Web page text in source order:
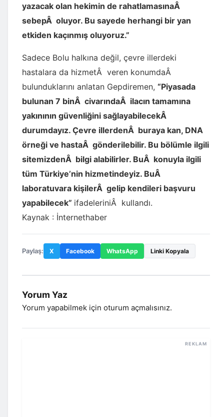
yazacak olan hekimin de rahatlamasınaÂ
sebepÂ oluyor. Bu sayede herhangi bir yan
etkiden kaçınmış oluyoruz.”
Sadece Bolu halkına değil, çevre illerdeki
hastalara da hizmetÂ veren konumdaÂ
bulunduklarını anlatan Gepdiremen, “Piyasada
bulunan 7 binÂ civarındaÂ ilacın tamamına
yakınının güvenliğini sağlayabilecekÂ
durumdayız. Çevre illerdenÂ buraya kan, DNA
örneği ve hastaÂ gönderilebilir. Bu bölümle ilgili
sitemizdenÂ bilgi alabilirler. BuÂ konuyla ilgili
tüm Türkiye’nin hizmetindeyiz. BuÂ
laboratuvara kişilerÂ gelip kendileri başvuru
yapabilecek” ifadeleriniÂ kullandı.
Kaynak : İnternethaber
Paylaş: X Facebook WhatsApp Linki Kopyala
Yorum Yaz
Yorum yapabilmek için oturum açmalısınız.
REKLAM